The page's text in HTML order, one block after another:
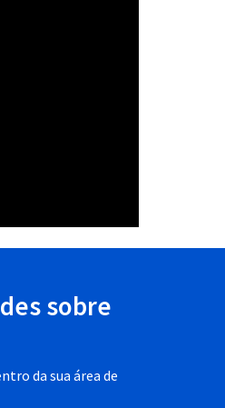
sobre
da sua área de